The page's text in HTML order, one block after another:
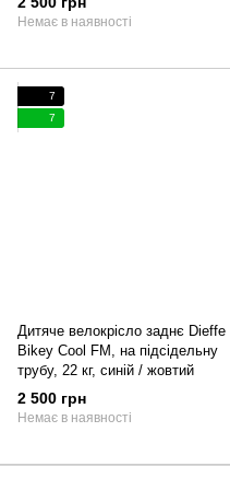
Немає в наявності
7
7
Дитяче велокрісло заднє Dieffe
Bikey Cool FM, на підсідельну
трубу, 22 кг, синій / жовтий
2 500 грн
Немає в наявності